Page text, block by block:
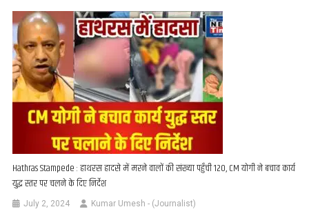
Hathras Stampede : हाथरस हादसे में मरने वालों की संख्या पहुँची 120, CM योगी ने बचाव कार्य
युद्ध स्तर पर चलने के दिए निर्देश
July 2, 2024 Kumar Umesh - (Journalist)